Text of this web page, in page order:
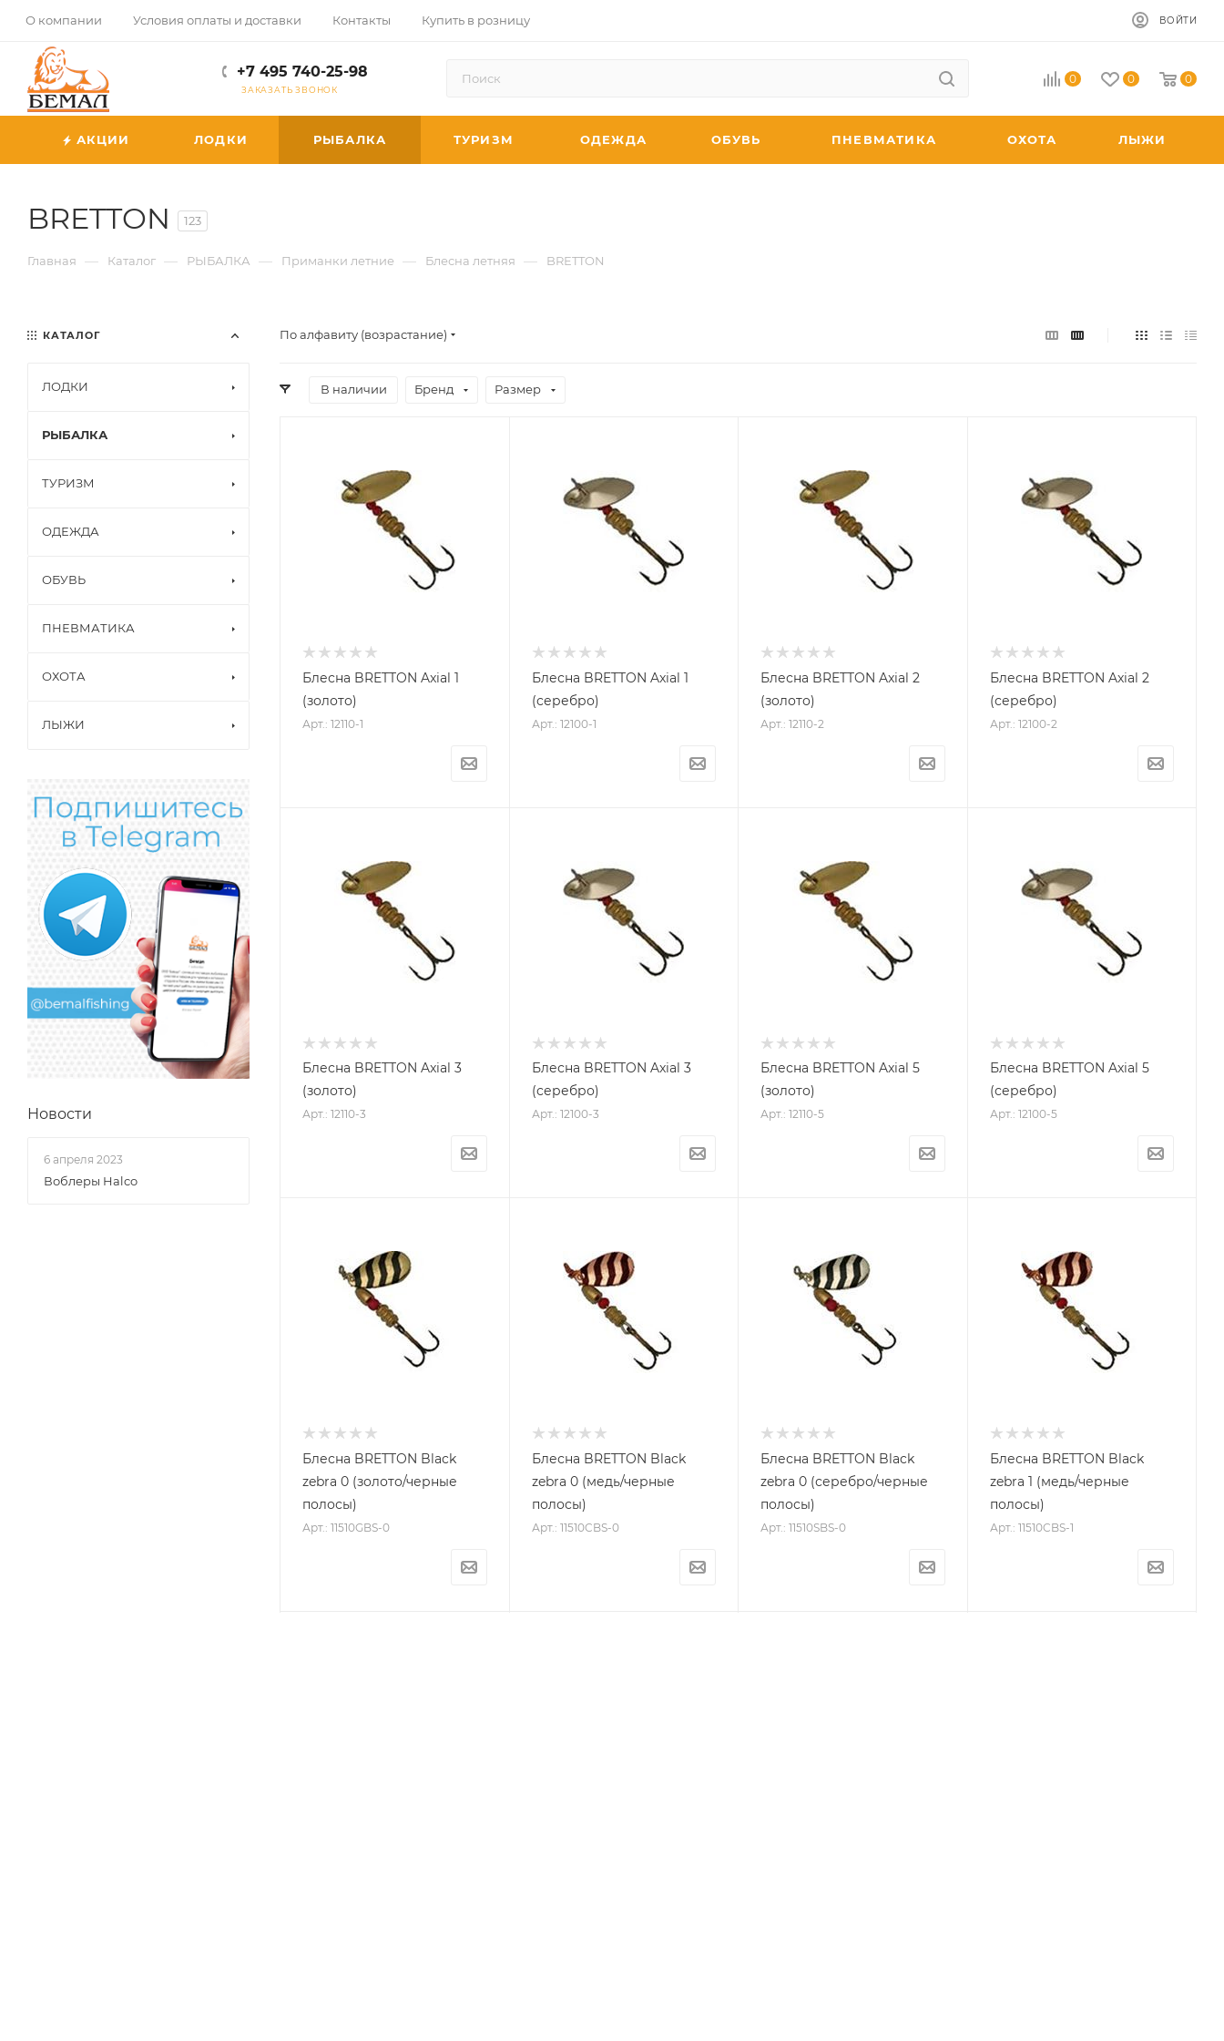
О компании Условия оплаты и доставки Контакты Купить в розницу ВОЙТИ
+7 495 740-25-98
ЗАКАЗАТЬ ЗВОНОК
0 0 0
АКЦИИ ЛОДКИ РЫБАЛКА ТУРИЗМ ОДЕЖДА ОБУВЬ ПНЕВМАТИКА ОХОТА ЛЫЖИ
BRETTON 123
Главная — Каталог — РЫБАЛКА — Приманки летние — Блесна летняя — BRETTON
По алфавиту (возрастание)
В наличии Бренд Размер
Блесна BRETTON Axial 1
(золото)
Арт.: 12110-1
Блесна BRETTON Axial 1
(серебро)
Арт.: 12100-1
Блесна BRETTON Axial 2
(золото)
Арт.: 12110-2
Блесна BRETTON Axial 2
(серебро)
Арт.: 12100-2
Блесна BRETTON Axial 3
(золото)
Арт.: 12110-3
Блесна BRETTON Axial 3
(серебро)
Арт.: 12100-3
Блесна BRETTON Axial 5
(золото)
Арт.: 12110-5
Блесна BRETTON Axial 5
(серебро)
Арт.: 12100-5
Блесна BRETTON Black
zebra 0 (золото/черные
полосы)
Арт.: 11510GBS-0
Блесна BRETTON Black
zebra 0 (медь/черные
полосы)
Арт.: 11510CBS-0
Блесна BRETTON Black
zebra 0 (серебро/черные
полосы)
Арт.: 11510SBS-0
Блесна BRETTON Black
zebra 1 (медь/черные
полосы)
Арт.: 11510CBS-1
КАТАЛОГ
ЛОДКИ
РЫБАЛКА
ТУРИЗМ
ОДЕЖДА
ОБУВЬ
ПНЕВМАТИКА
ОХОТА
ЛЫЖИ
Новости
6 апреля 2023
Воблеры Halco